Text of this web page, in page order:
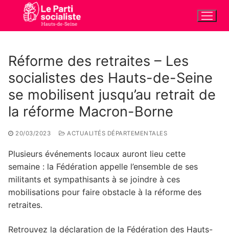
contenu
Réforme des retraites – Les
socialistes des Hauts-de-Seine
se mobilisent jusqu’au retrait de
la réforme Macron-Borne
20/03/2023 ACTUALITÉS DÉPARTEMENTALES
Plusieurs événements locaux auront lieu cette
semaine : la Fédération appelle l’ensemble de ses
militants et sympathisants à se joindre à ces
mobilisations pour faire obstacle à la réforme des
retraites.
Retrouvez la déclaration de la Fédération des Hauts-